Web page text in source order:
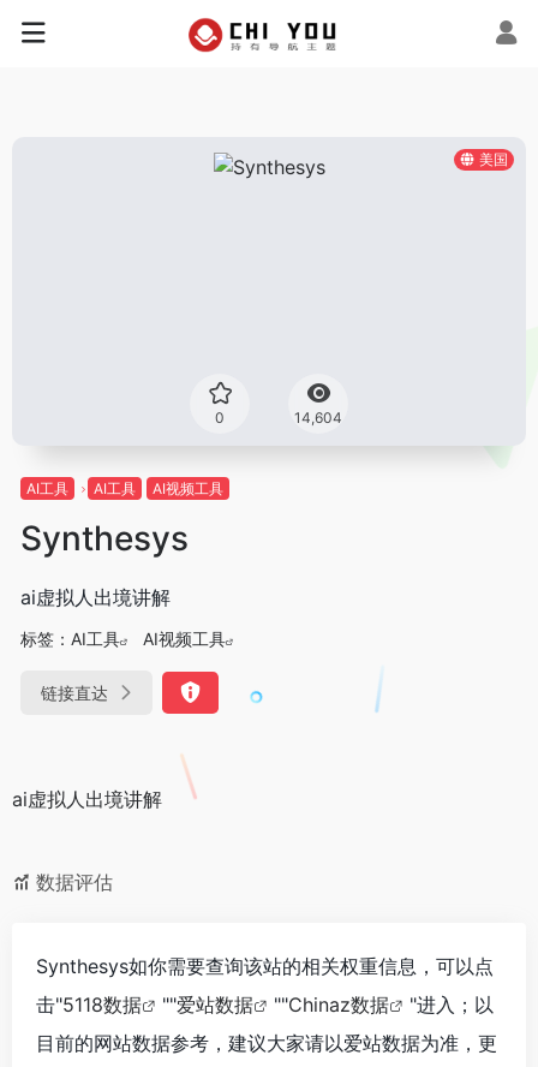
美国
0 14,604
AI工具 AI工具 AI视频工具
Synthesys
ai虚拟人出境讲解
标签： AI工具 AI视频工具
链接直达
ai虚拟人出境讲解
数据评估
Synthesys如你需要查询该站的相关权重信息，可以点
击"5118数据 ""爱站数据 ""Chinaz数据
"进入；以
目前的网站数据参考，建议大家请以爱站数据为准，更